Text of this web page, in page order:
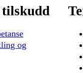
tilskudd
og